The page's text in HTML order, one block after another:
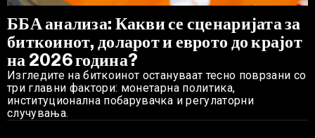
ББА анализа: Какви се сценаријата за
биткоинот, доларот и еврото до крајот
на 2026 година?
Изгледите на биткоинот остануваат тесно поврзани со
три главни фактори: монетарна политика,
институционална побарувачка и регулаторни
случувања.